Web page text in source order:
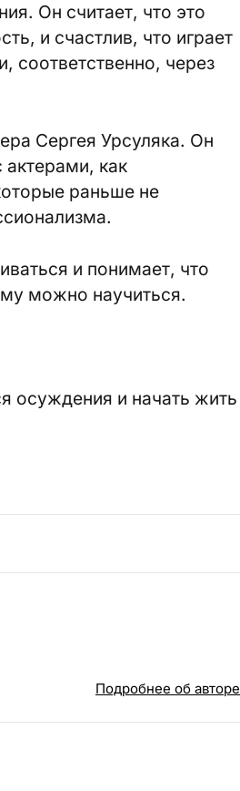
Он считает, что это
и счастлив, что играет
соответственно, через
Сергея Урсуляка. Он
актерами, как
раньше не
и понимает, что
можно научиться.
осуждения и начать жить
Подробнее об авторе